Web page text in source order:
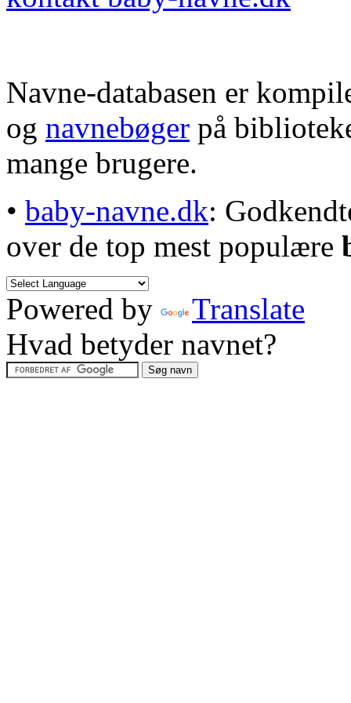
Navne-databasen er
og navnebøger på
mange brugere.
• baby-navne.dk:
over de top mest populære
Powered by
Translate
Hvad betyder navnet?